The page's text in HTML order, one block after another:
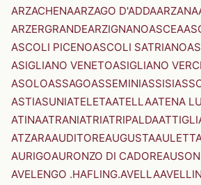
ARZACHENAARZAGO D'ADDAARZANA
ARZERGRANDEARZIGNANOASCEA
ASCOLI PICENOASCOLI SATRIANO
ASIGLIANO VENETOASIGLIANO
ASOLOASSAGOASSEMINIASSISI
ASTIASUNIATELETAATELLAATENA
ATINAATRANIATRIATRIPALDA
ATZARAAUDITOREAUGUSTA
AURIGOAURONZO DI CADORE
AVELENGO .HAFLING.AVELLA